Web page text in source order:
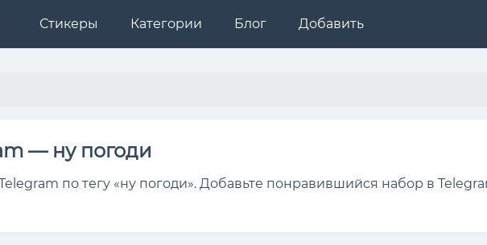
Стикеры Категории Блог Добавить
— ну погоди
по тегу «ну погоди». Добавьте понравившийся набор в